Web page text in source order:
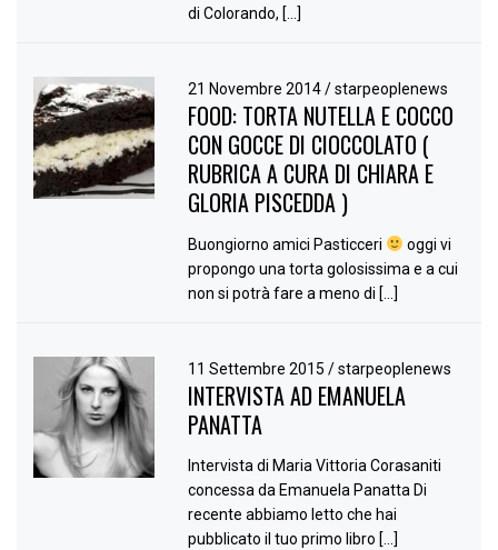
di Colorando, […]
21 Novembre 2014/ starpeoplenews
FOOD: TORTA NUTELLA E COCCO
CON GOCCE DI CIOCCOLATO (
RUBRICA A CURA DI CHIARA E
GLORIA PISCEDDA )
Buongiorno amici Pasticceri
oggi vi
propongo una torta golosissima e a cui
non si potrà fare a meno di […]
11 Settembre 2015/ starpeoplenews
INTERVISTA AD EMANUELA
PANATTA
Intervista di Maria Vittoria Corasaniti
concessa da Emanuela Panatta Di
recente abbiamo letto che hai
pubblicato il tuo primo libro […]